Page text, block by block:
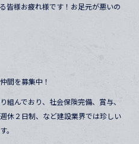
皆様お疲れ様です！お足元が悪いの
間を募集中！
組んでおり、社会保険完備、賞与、
休２日制、など建設業界では珍しい
。